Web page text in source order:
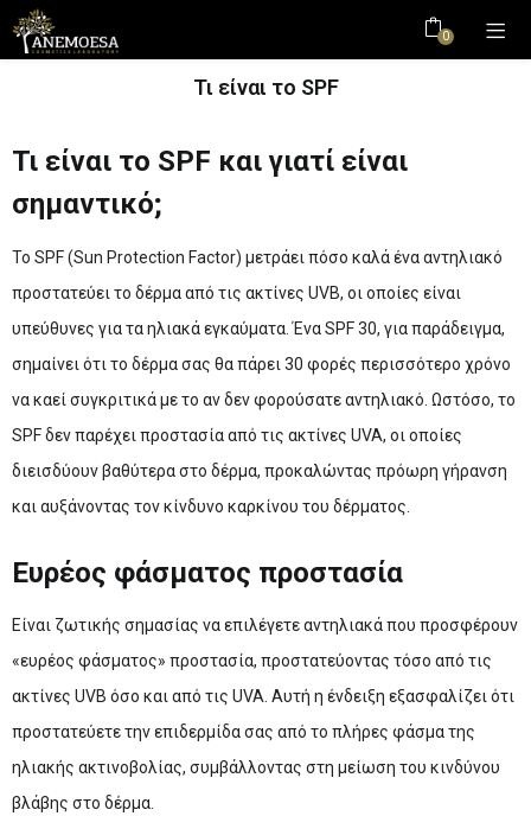
0
Τι είναι το SPF
Τι είναι το SPF και γιατί είναι
σημαντικό;
Το SPF (Sun Protection Factor) μετράει πόσο καλά ένα αντηλιακό
προστατεύει το δέρμα από τις ακτίνες UVB, οι οποίες είναι
υπεύθυνες για τα ηλιακά εγκαύματα. Ένα SPF 30, για παράδειγμα,
σημαίνει ότι το δέρμα σας θα πάρει 30 φορές περισσότερο χρόνο
να καεί συγκριτικά με το αν δεν φορούσατε αντηλιακό. Ωστόσο, το
SPF δεν παρέχει προστασία από τις ακτίνες UVA, οι οποίες
διεισδύουν βαθύτερα στο δέρμα, προκαλώντας πρόωρη γήρανση
και αυξάνοντας τον κίνδυνο καρκίνου του δέρματος.
Ευρέος φάσματος προστασία
Είναι ζωτικής σημασίας να επιλέγετε αντηλιακά που προσφέρουν
«ευρέος φάσματος» προστασία, προστατεύοντας τόσο από τις
ακτίνες UVB όσο και από τις UVA. Αυτή η ένδειξη εξασφαλίζει ότι
προστατεύετε την επιδερμίδα σας από το πλήρες φάσμα της
ηλιακής ακτινοβολίας, συμβάλλοντας στη μείωση του κινδύνου
βλάβης στο δέρμα.